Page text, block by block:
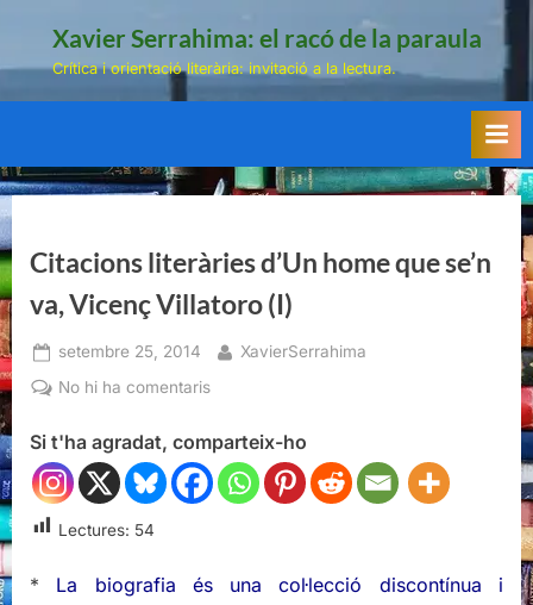
Xavier Serrahima: el racó de la paraula
Crítica i orientació literària: invitació a la lectura.
Citacions literàries d’Un home que se’n
va, Vicenç Villatoro (I)
Posted
on
setembre 25, 2014 By
XavierSerrahima
No hi ha comentarisa
literàries
d’Un
home
va,
Si t'ha agradat, comparteix-ho
Lectures: 54
* La biografia és una col·lecció discontínua i